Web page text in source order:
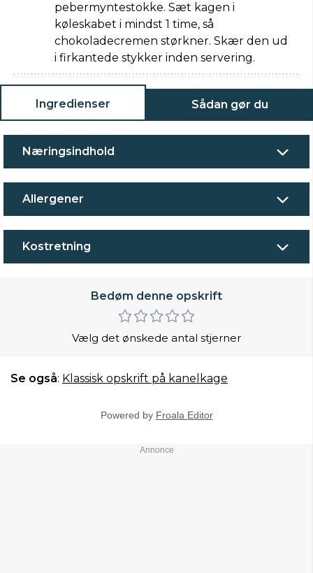
pebermyntestokke. Sæt kagen i
køleskabet i mindst 1 time, så
chokoladecremen størkner. Skær den ud
i firkantede stykker inden servering.
Ingredienser Sådan gør du
Næringsindhold
Allergener
Kostretning
Bedøm denne opskrift
Vælg det ønskede antal stjerner
Se også: Klassisk opskrift på kanelkage
Powered by Froala Editor